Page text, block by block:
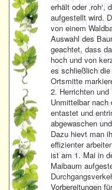
erhält oder
aufgestellt wird.
von einem
Auswahl des
geachtet, dass
hoch und von
es schließlich
Ortsmitte
2. Herrichten und
Unmittelbar nach
entastet und
abgewaschen
Dazu hievt man
effizienter
ist am 1. Mai in
Maibaum
Vorbereitungen